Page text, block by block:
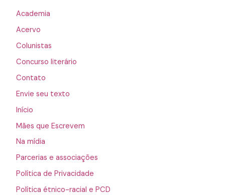
Academia
Acervo
Colunistas
Concurso literário
Contato
Envie seu texto
Início
Mães que Escrevem
Na mídia
Parcerias e associações
Política de Privacidade
Política étnico-racial e PCD